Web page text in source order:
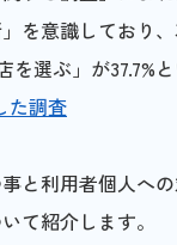
を意識しており
選ぶ」が37.7%
た調査
と利用者個人へ
て紹介します。